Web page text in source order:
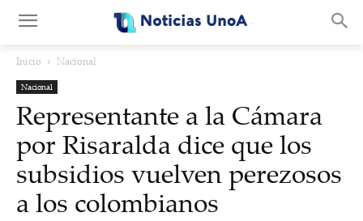
Inicio Nacional
Nacional
Representante a la Cámara
por Risaralda dice que los
subsidios vuelven perezosos
a los colombianos